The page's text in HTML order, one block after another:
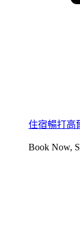
住宿暢打高
Book Now,